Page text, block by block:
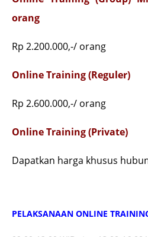
orang
Rp 2.200.000,-/ orang
Online Training (Reguler)
Rp 2.600.000,-/ orang
Online Training (Private)
Dapatkan harga khusus
PELAKSANAAN ONLINE